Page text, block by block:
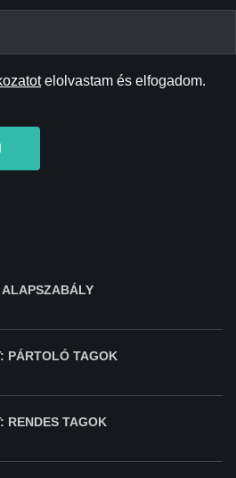
elolvastam és elfogadom.
ALAPSZABÁLY
PÁRTOLÓ TAGOK
RENDES TAGOK